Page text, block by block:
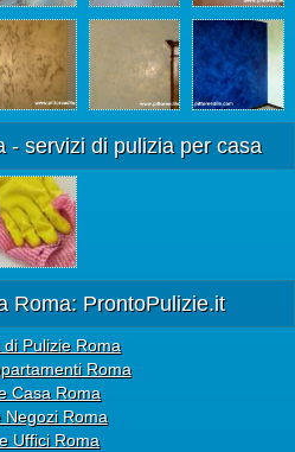
- servizi di pulizia per casa
Roma: ProntoPulizie.it
di Pulizie Roma
Roma
Casa Roma
Negozi Roma
Uffici Roma